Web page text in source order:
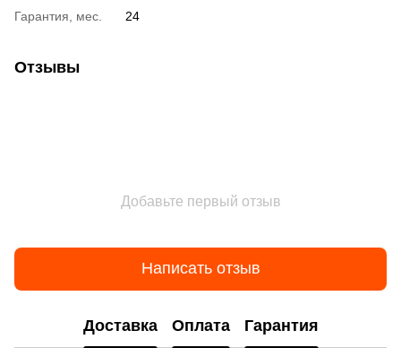
Гарантия, мес.
24
Отзывы
Добавьте первый отзыв
Написать отзыв
Доставка Оплата Гарантия